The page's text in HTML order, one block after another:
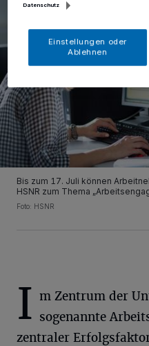
Bis zum 17. Juli können
HSNR zum Thema
Foto: HSNR
I m Zentrum der
sogenannte
zentraler
Datenschutz
Einstellungen oder
Ablehnen